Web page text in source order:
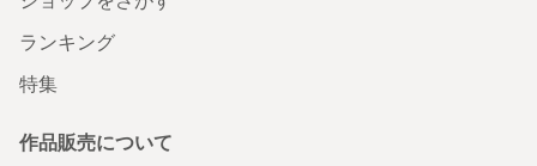
ランキング
特集
作品販売について